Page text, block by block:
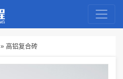
» 高铝复合砖